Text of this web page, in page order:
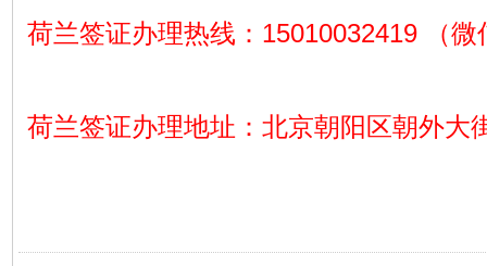
荷兰签证办理热线：15010032419 （
荷兰签证办理地址：北京朝阳区朝外大